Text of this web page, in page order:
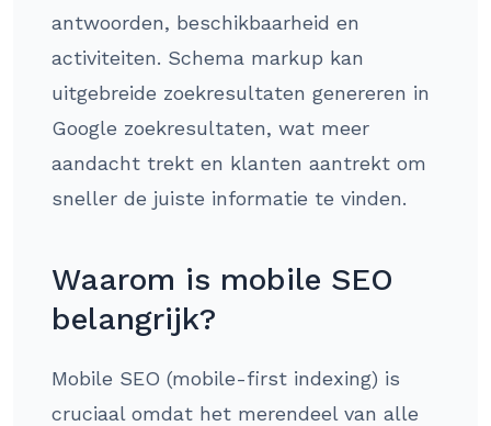
antwoorden, beschikbaarheid en
activiteiten. Schema markup kan
uitgebreide zoekresultaten genereren in
Google zoekresultaten, wat meer
aandacht trekt en klanten aantrekt om
sneller de juiste informatie te vinden.
Waarom is mobile SEO
belangrijk?
Mobile SEO (mobile-first indexing) is
cruciaal omdat het merendeel van alle